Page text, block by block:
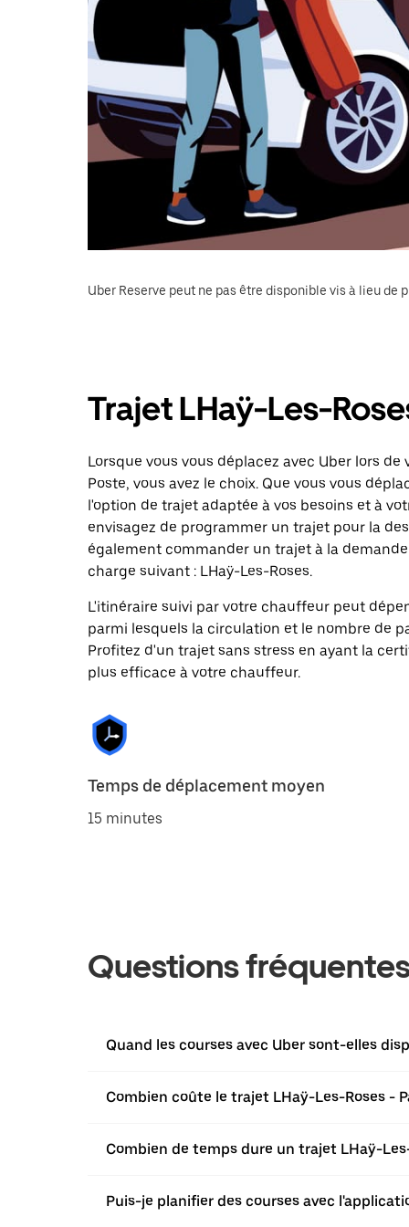
Uber Reserve peut ne pas être disponible vis à lieu de
Trajet LHaÿ-Les-
Lorsque vous vous déplacez avec Uber lors
Poste, vous avez le choix. Que vous vous
l'option de trajet adaptée à vos besoins et à
envisagez de programmer un trajet pour la
également commander un trajet à la
charge suivant : LHaÿ-Les-Roses.
L'itinéraire suivi par votre chauffeur peut
parmi lesquels la circulation et le nombre de
Profitez d'un trajet sans stress en ayant la
plus efficace à votre chauffeur.
Temps de déplacement moyen
15 minutes
Questions
Quand les courses avec Uber sont-elles
Combien coûte le trajet LHaÿ-Les-Roses -
Combien de temps dure un trajet LHaÿ-
Puis-je planifier des courses avec